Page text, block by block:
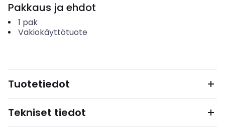
Pakkaus ja ehdot
1 pak
Vakiokäyttötuote
Tuotetiedot
Tekniset tiedot